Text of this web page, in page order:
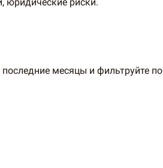
месяцы и фильтруйте по